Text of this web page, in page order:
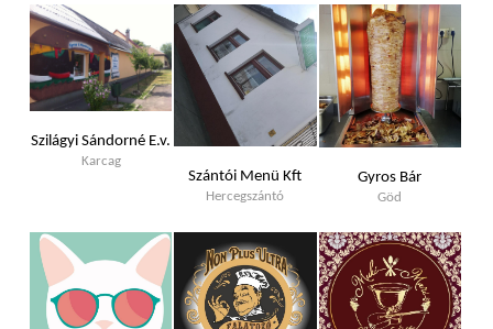
Szilágyi Sándorné E.v.
Karcag
Szántói Menü Kft
Hercegszántó
Gyros Bár
Göd